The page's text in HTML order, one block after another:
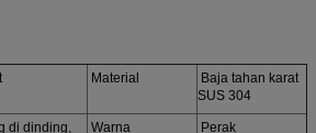
Material
Baja tahan karat
SUS 304
di dinding,
Warna Perak